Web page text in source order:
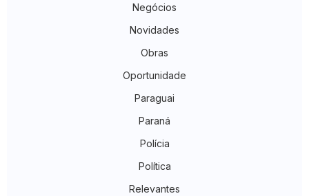
Negócios
Novidades
Obras
Oportunidade
Paraguai
Paraná
Polícia
Política
Relevantes